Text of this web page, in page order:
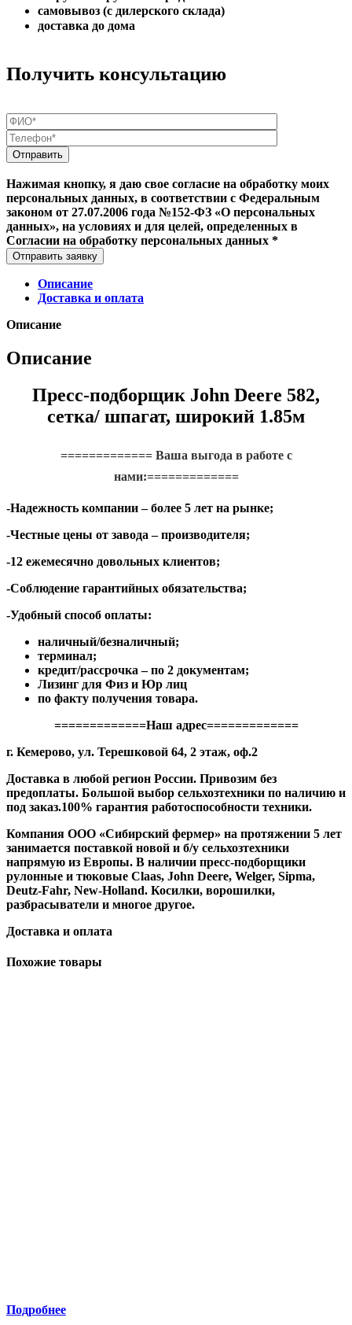
самовывоз (с дилерского склада)
доставка до дома
Получить консультацию
Нажимая кнопку, я даю свое согласие на обработку моих
персональных данных, в соответствии с Федеральным
законом от 27.07.2006 года №152-ФЗ «О персональных
данных», на условиях и для целей, определенных в
Согласии на обработку персональных данных *
Отправить заявку
Описание
Доставка и оплата
Описание
Описание
Пресс-подборщик John Deere 582,
сетка/ шпагат, широкий 1.85м
============= Ваша выгода в работе с
нами:=============
-Надежность компании – более 5 лет на рынке;
-Честные цены от завода – производителя;
-12 ежемесячно довольных клиентов;
-Соблюдение гарантийных обязательства;
-Удобный способ оплаты:
наличный/безналичный;
терминал;
кредит/рассрочка – по 2 документам;
Лизинг для Физ и Юр лиц
по факту получения товара.
=============Наш адрес=============
г. Кемерово, ул. Терешковой 64, 2 этаж, оф.2
Доставка в любой регион России. Привозим без
предоплаты. Большой выбор сельхозтехники по наличию и
под заказ.100% гарантия работоспособности техники.
Компания ООО «Сибирский фермер» на протяжении 5 лет
занимается поставкой новой и б/у сельхозтехники
напрямую из Европы. В наличии пресс-подборщики
рулонные и тюковые Claas, John Deere, Welger, Sipma,
Deutz-Fahr, New-Holland. Косилки, ворошилки,
разбрасыватели и многое другое.
Доставка и оплата
Похожие товары
Подробнее